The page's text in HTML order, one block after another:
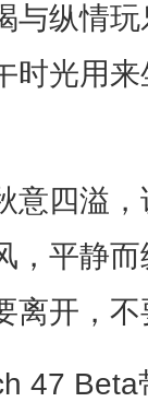
与纵情
时光用
意四溢
，平静
离开，不
47